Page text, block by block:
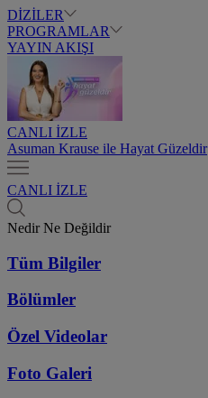
DİZİLER
PROGRAMLAR
YAYIN AKIŞI
CANLI İZLE
Asuman Krause ile Hayat Güzeldir
CANLI İZLE
Nedir Ne Değildir
Tüm Bilgiler
Bölümler
Özel Videolar
Foto Galeri